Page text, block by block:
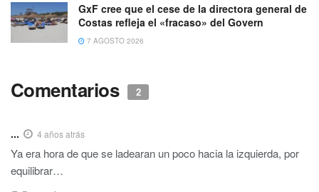
GxF cree que el cese de la directora general de
Costas refleja el «fracaso» del Govern
7 AGOSTO 2026
Comentarios 2
... 4 años atrás
Ya era hora de que se ladearan un poco hacia la izquierda, por
equilibrar…